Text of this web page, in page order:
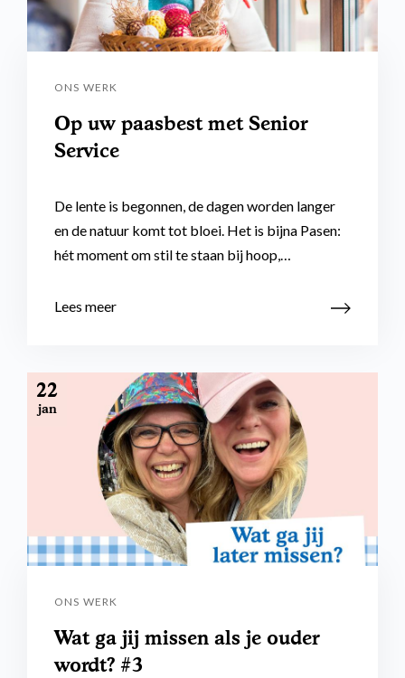
ONS WERK
Op uw paasbest met Senior
Service
De lente is begonnen, de dagen worden langer
en de natuur komt tot bloei. Het is bijna Pasen:
hét moment om stil te staan bij hoop,…
Lees meer
22
jan
ONS WERK
Wat ga jij missen als je ouder
wordt? #3